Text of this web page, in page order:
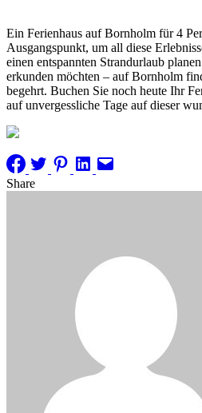
Ein Ferienhaus auf Bornholm für 4
Ausgangspunkt, um all diese
einen entspannten Strandurlaub
erkunden möchten – auf Bornholm
begehrt. Buchen Sie noch heute Ihr
auf unvergessliche Tage auf dieser
Share